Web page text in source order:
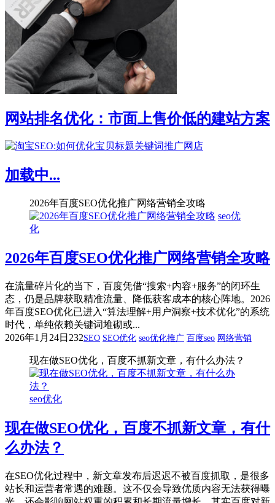
网站排名优化：市面上售价低的建站方案
加载中...
2026年百度SEO优化推广网络营销全攻略
seo优
化
2026年百度SEO优化推广网络营销全攻略
在流量碎片化的当下，百度凭借“搜索+内容+服务”的闭环生
态，仍是品牌获取精准流量、降低获客成本的核心阵地。2026
年百度SEO优化已进入“算法理解+用户洞察+技术优化”的系统
时代，单纯依赖关键词堆砌或...
2026年1月24日 232SEO SEO优化 seo优化推广 百度seo 网络营销
现在做SEO优化，百度不抓新文章，有什么办法？
seo优化
现在做SEO优化，百度不抓新文章，有什
么办法？
在SEO优化过程中，新文章发布后迟迟不被百度抓取，是很多
站长和运营者常遇的难题。这不仅会导致优质内容无法获得曝